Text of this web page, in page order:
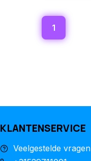
1
KLANTENSERVICE
Veelgestelde vragen